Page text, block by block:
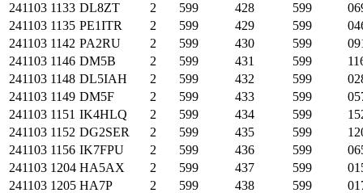
241103 1133 DL8ZT 2 599 428 599
241103 1135 PE1ITR 2 599 429 599
241103 1142 PA2RU 2 599 430 599
241103 1146 DM5B 2 599 431 599
241103 1148 DL5IAH 2 599 432 599
241103 1149 DM5F 2 599 433 599
241103 1151 IK4HLQ 2 599 434 599
241103 1152 DG2SER 2 599 435 599
241103 1156 IK7FPU 2 599 436 599
241103 1204 HA5AX 2 599 437 599
241103 1205 HA7P 2 599 438 599